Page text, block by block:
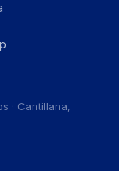
· Cantillana,